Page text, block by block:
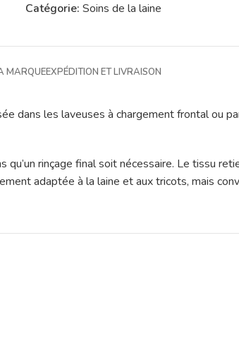
Catégorie: Soins de la laine
MARQUEEXPÉDITION ET LIVRAISON
dans les laveuses à chargement frontal ou
rinçage final soit nécessaire. Le tissu
adaptée à la laine et aux tricots, mais